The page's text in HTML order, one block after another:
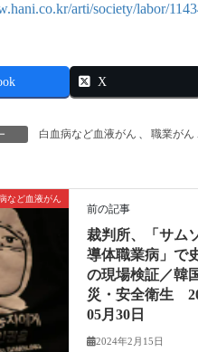
arti/society/labor/
X
白血病など血液がん 、 職業がん
など血液がん
前の記事
裁判所、「サム
導体職業病」で
の現場検証／韓
災・安全衛生
05月30日
2024年2月15日